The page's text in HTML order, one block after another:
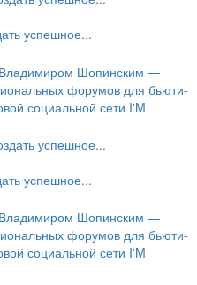
успешное...
Владимиром Шопинским —
форумов для бьюти-
социальной сети I'M
успешное...
Владимиром Шопинским —
форумов для бьюти-
социальной сети I'M